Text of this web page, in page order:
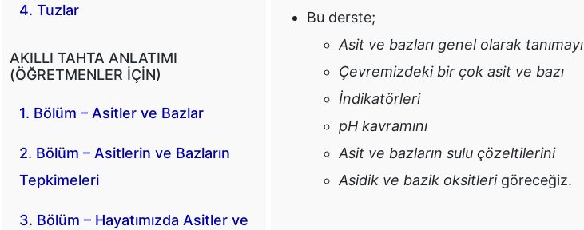
4. Tuzlar
AKILLI TAHTA ANLATIMI
(ÖĞRETMENLER İÇIN)
1. Bölüm – Asitler ve Bazlar
2. Bölüm – Asitlerin ve Bazların
Tepkimeleri
3. Bölüm – Hayatımızda Asitler ve
Bu derste;
Asit ve bazları genel olarak tanımayı
Çevremizdeki bir çok asit ve bazı
İndikatörleri
pH kavramını
Asit ve bazların sulu çözeltilerini
Asidik ve bazik oksitlerigöreceğiz.